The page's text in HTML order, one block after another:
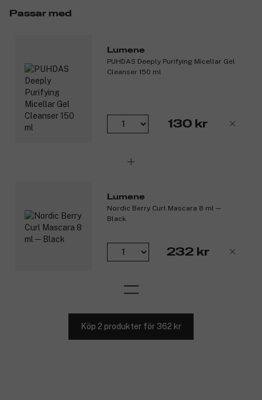
Passar med
Lumene
PUHDAS Deeply Purifying Micellar Gel
Cleanser 150 ml
130 kr
Lumene
Nordic Berry Curl Mascara 8 ml ─
Black
232 kr
Köp 2 produkter för 362 kr